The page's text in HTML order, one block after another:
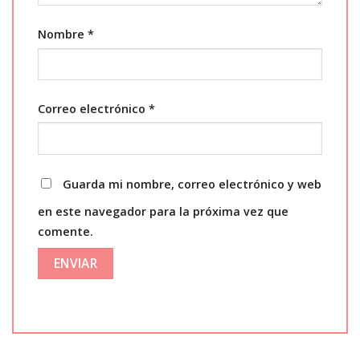
Nombre *
Correo electrónico *
Guarda mi nombre, correo electrónico y web
en este navegador para la próxima vez que
comente.